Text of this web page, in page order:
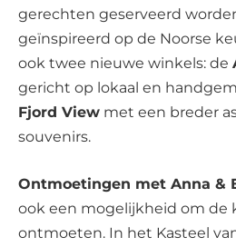
gerechten geserveerd
geïnspireerd op de Noorse
ook twee nieuwe winkels: de
gericht op lokaal en
Fjord View met een breder
souvenirs.
Ontmoetingen met Anna &
ook een mogelijkheid om de
ontmoeten. In het Kasteel